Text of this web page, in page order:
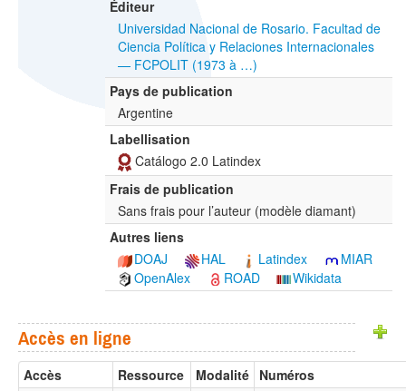
Éditeur
Universidad Nacional de Rosario. Facultad de
Ciencia Política y Relaciones Internacionales
— FCPOLIT (1973 à …)
Pays de publication
Argentine
Labellisation
Catálogo 2.0 Latindex
Frais de publication
Sans frais pour l’auteur (modèle diamant)
Autres liens
DOAJ
HAL Latindex
MIAR
OpenAlex
ROAD Wikidata
Accès en ligne
Accès Ressource Modalité Numéros